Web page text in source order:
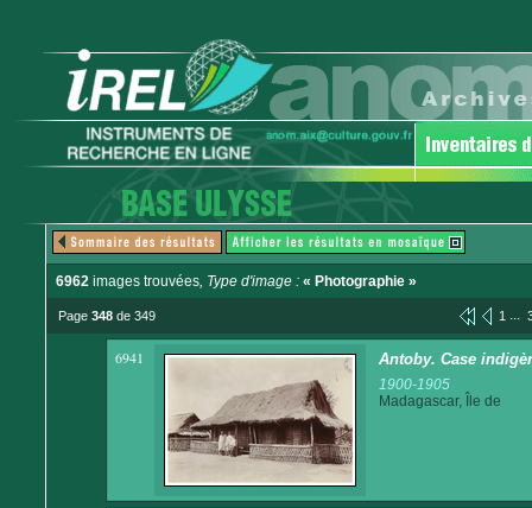
6962 images trouvées, Type d'image : « Photographie »
Page 348 de 349 1 ...
6941 Antoby. Case
1900-1905
Madagascar, Île de